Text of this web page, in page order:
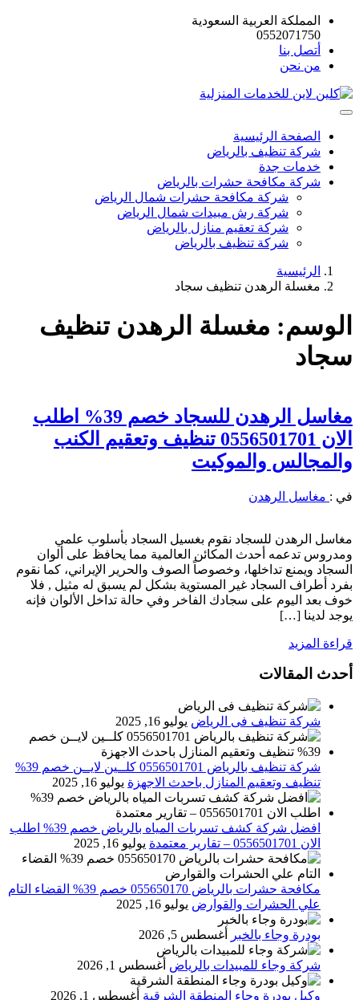
المملكة العربية السعودية
0552071750
أتصل بنا
من نحن
الصفحة الرئيسية
شركة تنظيف بالرياض
خدمات جدة
شركة مكافحة حشرات بالرياض
شركة مكافحة حشرات شمال الرياض
شركة رش مبيدات شمال الرياض
شركة تعقيم منازل بالرياض
شركة تنظيف بالرياض
الرئيسية
مغسلة الرهدن تنظيف سجاد
الوسم: مغسلة الرهدن تنظيف
سجاد
مغاسل الرهدن للسجاد خصم 39% اطلب
الان 0556501701 تنظيف وتعقيم الكنب
والمجالس والموكيت
في : مغاسل الرهدن
مغاسل الرهدن للسجاد نقوم بغسيل السجاد بأسلوب علمي
ومدروس تدعمه أحدث المكائن العالمية مما يحافظ على ألوان
السجاد ويمنع تداخلها، وخصوصاً الصوف والحرير الإيراني، كما نقوم
بفرد أطراف السجاد غير المستوية بشكل لم يسبق له مثيل , فلا
خوف بعد اليوم على سجادك الفاخر وفي حالة تداخل الألوان فإنه
يوجد لدينا […]
قراءة المزيد
أحدث المقالات
شركة تنظيف فى الرياض يوليو 16, 2025
شركة تنظيف بالرياض 0556501701 كلــين لايــن خصم 39%
تنظيف وتعقيم المنازل باحدث الاجهزة يوليو 16, 2025
افضل شركة كشف تسربات المياه بالرياض خصم 39% اطلب
الان 0556501701‬‏ – تقارير معتمدة
يوليو 16, 2025
مكافحة حشرات بالرياض 055650170 خصم 39% القضاء التام
علي الحشرات والقوارض يوليو 16, 2025
بودرة وجاء بالخبر أغسطس 5, 2026
شركة وجاء للمبيدات بالرياض أغسطس 1, 2026
وكيل بودرة وجاء المنطقة الشرقية أغسطس 1, 2026